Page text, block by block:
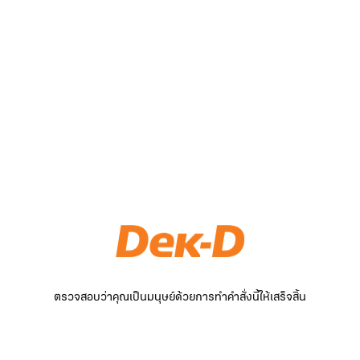
ตรวจสอบว่าคุณเป็นมนุษย์ด้วยการทำคำสั่งนี้ให้เสร็จสิ้น